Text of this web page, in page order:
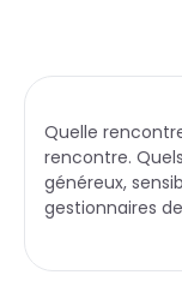
Quelle
rencontre.
généreux,
gestionnaires